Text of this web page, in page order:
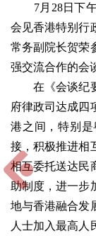
7月28日下午
会见香港特别行
常务副院长贺荣
强交流合作的会
在《会谈纪要
府律政司达成四
港之间，特别
接，积极推进相
相互委托送达民
助制度，进一步
地与香港融合发
人士加入最高人